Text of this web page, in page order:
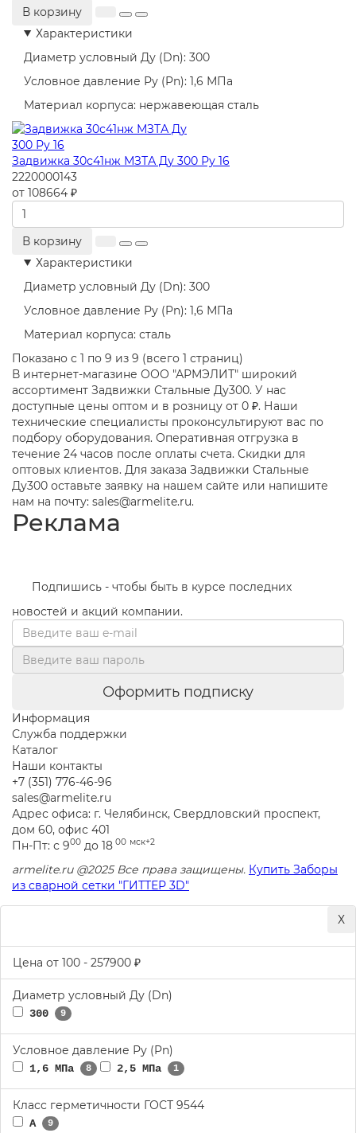
В корзину
Характеристики
Диаметр условный Ду (Dn): 300
Условное давление Ру (Pn): 1,6 МПа
Материал корпуса: нержавеющая сталь
Задвижка 30с41нж МЗТА Ду 300 Ру 16
2220000143
от 108664 ₽
В корзину
Характеристики
Диаметр условный Ду (Dn): 300
Условное давление Ру (Pn): 1,6 МПа
Материал корпуса: сталь
Показано с 1 по 9 из 9 (всего 1 страниц)
В интернет-магазине ООО "АРМЭЛИТ" широкий
ассортимент Задвижки Стальные Ду300. У нас
доступные цены оптом и в розницу от 0 ₽. Наши
технические специалисты проконсультируют вас по
подбору оборудования. Оперативная отгрузка в
течение 24 часов после оплаты счета. Скидки для
оптовых клиентов. Для заказа Задвижки Стальные
Ду300 оставьте заявку на нашем сайте или напишите
нам на почту: sales@armelite.ru.
Реклама
Подпишись - чтобы быть в курсе последних
новостей и акций компании.
Оформить подписку
Информация
Служба поддержки
Каталог
Наши контакты
+7 (351) 776-46-96
sales@armelite.ru
Адрес офиса: г. Челябинск, Свердловский проспект,
дом 60, офис 401
Пн-Пт: с 900 до 18 00 мск+2
armelite.ru @2025 Все права защищены. Купить Заборы
из сварной сетки "ГИТТЕР 3D"
Х
Цена от 100 - 257900 ₽
Диаметр условный Ду (Dn)
300 9
Условное давление Ру (Pn)
1,6 МПа 8 2,5 МПа 1
Класс герметичности ГОСТ 9544
А 9